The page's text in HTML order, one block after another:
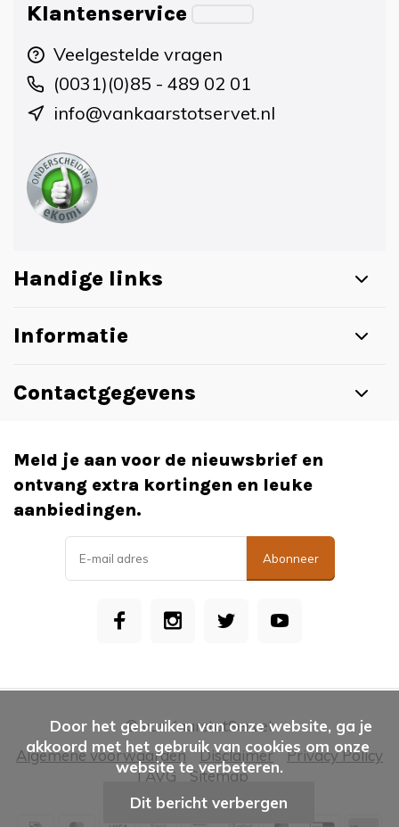
Klantenservice
Veelgestelde vragen
(0031)(0)85 - 489 02 01
info@vankaarstotservet.nl
Handige links
Informatie
Contactgegevens
Meld je aan voor de nieuwsbrief en
ontvang extra kortingen en leuke
aanbiedingen.
Abonneer
Algemene voorwaarden Disclaimer
Privacy Policy
| AVG
Sitemap
© vanKaarstotServet
akkoord met het gebruik van cookies om onze
website te verbeteren.
Dit bericht verbergen